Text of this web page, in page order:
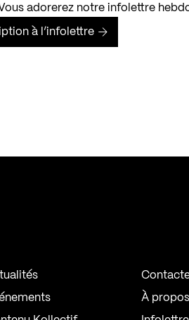
adorerez notre infolettre
à l’infolettre
À propos